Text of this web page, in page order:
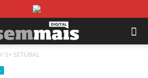
// S+ SETÚBAL